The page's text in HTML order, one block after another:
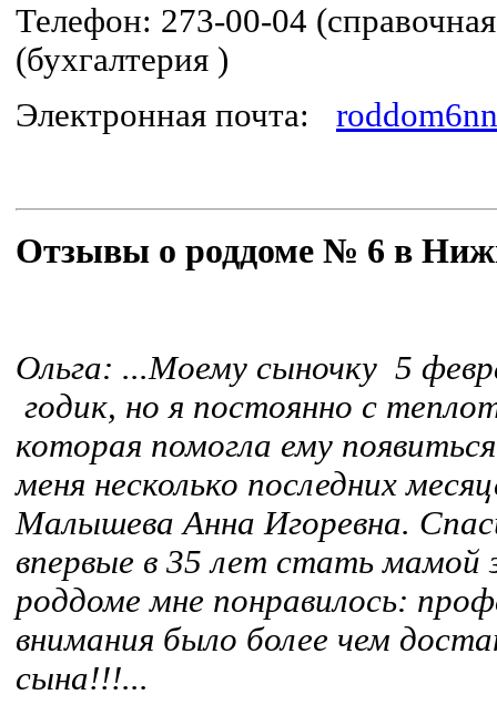
Телефон: 273-00-04
(бухгалтерия )
Электронная почта:
Отзывы о роддоме № 6 в
Ольга: ...Моему сыночку 5
годик, но я постоянно с
которая помогла ему
меня несколько последних
Малышева Анна Игоревна.
впервые в 35 лет стать мамой
роддоме мне понравилось:
внимания было более чем
сына!!!...